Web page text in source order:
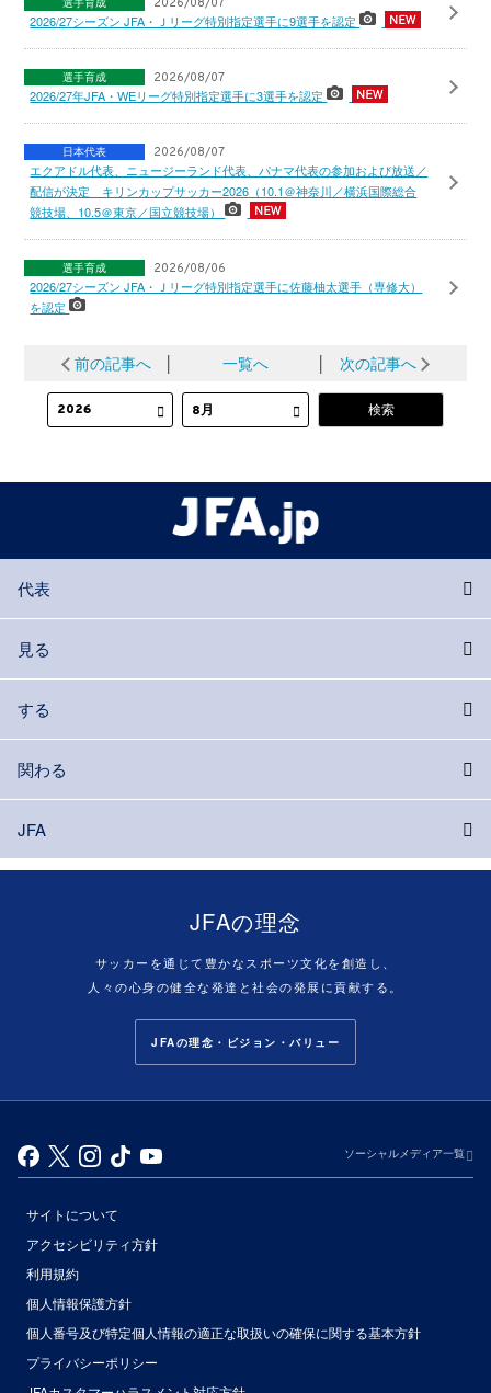
2026/08/07
2026/27シーズン JFA・Ｊリーグ特別指定選手に9選手を認定
選手育成 2026/08/07
2026/27年JFA・WEリーグ特別指定選手に3選手を認定
日本代表 2026/08/07
エクアドル代表、ニュージーランド代表、パナマ代表の参加および放送／
配信が決定 キリンカップサッカー2026（10.1＠神奈川／横浜国際総合
競技場、10.5＠東京／国立競技場）
選手育成 2026/08/06
2026/27シーズン JFA・Ｊリーグ特別指定選手に佐藤柚太選手（専修大）
を認定
前の記事へ 一覧へ 次の記事へ
代表
見る
する
関わる
JFA
JFAの理念
サッカーを通じて豊かなスポーツ文化を創造し、
人々の心身の健全な発達と社会の発展に貢献する。
JFAの理念・ビジョン・バリュー
ソーシャルメディア一覧
サイトについて
アクセシビリティ方針
利用規約
個人情報保護方針
個人番号及び特定個人情報の適正な取扱いの確保に関する基本方針
プライバシーポリシー